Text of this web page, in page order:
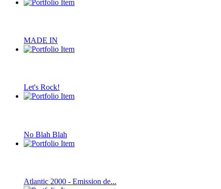
MADE IN
Let's Rock!
No Blah Blah
Atlantic 2000 - Emission de...